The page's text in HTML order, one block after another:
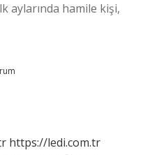
aylarında hamile kişi,
https://ledi.com.tr